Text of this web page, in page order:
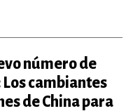
número de
Los cambiantes
de China para